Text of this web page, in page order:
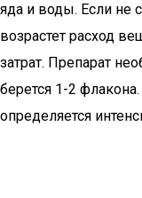
яда и воды. Если не
возрастет расход
затрат. Препарат
берется 1-2
определяется